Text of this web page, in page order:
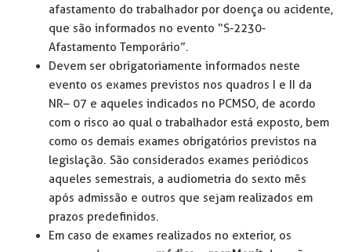
afastamento do trabalhador por doença ou acidente,
que são informados no evento “S-2230-
Afastamento Temporário”.
Devem ser obrigatoriamente informados neste
evento os exames previstos nos quadros I e II da
NR– 07 e aqueles indicados no PCMSO, de acordo
com o risco ao qual o trabalhador está exposto, bem
como os demais exames obrigatórios previstos na
legislação. São considerados exames periódicos
aqueles semestrais, a audiometria do sexto mês
após admissão e outros que sejam realizados em
prazos predefinidos.
Em caso de exames realizados no exterior, os